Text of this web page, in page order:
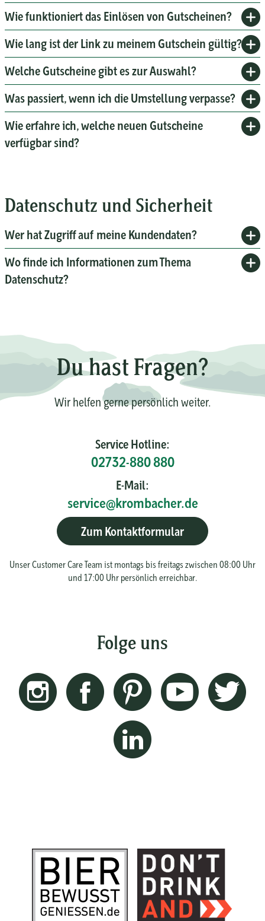
Wie funktioniert das Einlösen von Gutscheinen?
Wie lang ist der Link zu meinem Gutschein gültig?
Welche Gutscheine gibt es zur Auswahl?
Was passiert, wenn ich die Umstellung verpasse?
Wie erfahre ich, welche neuen Gutscheine
verfügbar sind?
Datenschutz und Sicherheit
Wer hat Zugriff auf meine Kundendaten?
Wo finde ich Informationen zum Thema
Datenschutz?
Du hast Fragen?
Wir helfen gerne persönlich weiter.
Service Hotline:
02732-880 880
E-Mail:
service@krombacher.de
Zum Kontaktformular
Unser Customer Care Team ist montags bis freitags zwischen 08:00 Uhr
und 17:00 Uhr persönlich erreichbar.
Folge uns
Instagram Facebook Pinterest Youtube